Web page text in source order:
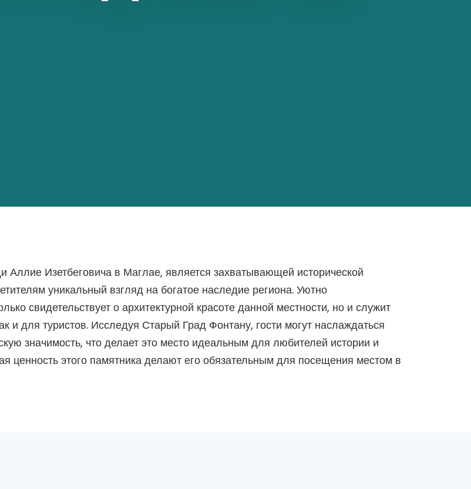
Изетбеговича в Маглае, является захватывающей исторической
уникальный взгляд на богатое наследие региона. Уютно
свидетельствует о архитектурной красоте данной местности, но и служит
и для туристов. Исследуя Старый Град Фонтану, гости могут наслаждаться
значимость, что делает это место идеальным для любителей истории и
ценность этого памятника делают его обязательным для посещения местом в